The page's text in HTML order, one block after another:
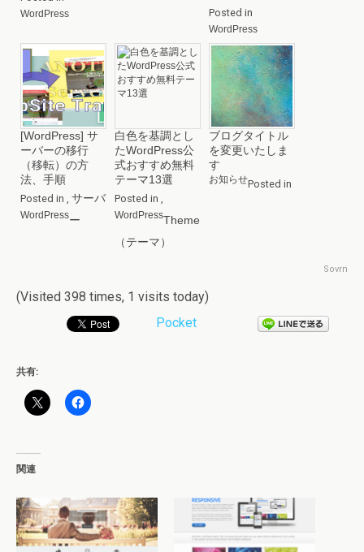
WordPress Posted in
WordPress
[WordPress] サ
ーバーの移行
（移転）の方
法、手順
Posted in
WordPress
サーバ
ー
白色を基調とし
たWordPress公
式おすすめ無料
テーマ13選
Posted in
WordPressTheme
（テーマ）
ブログタイトル
を変更いたしま
す
Posted in
お知らせ
Sovrn
(Visited 398 times, 1 visits today)
Pocket
共有:
関連